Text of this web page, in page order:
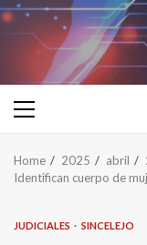
Home 2025 abril
Identifican cuerpo de
JUDICIALES SINCELEJO